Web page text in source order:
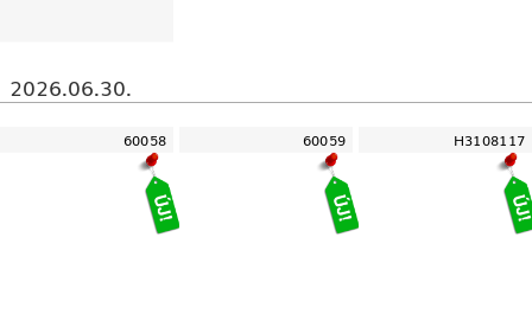
2026.06.30.
60058 60059 H3108117